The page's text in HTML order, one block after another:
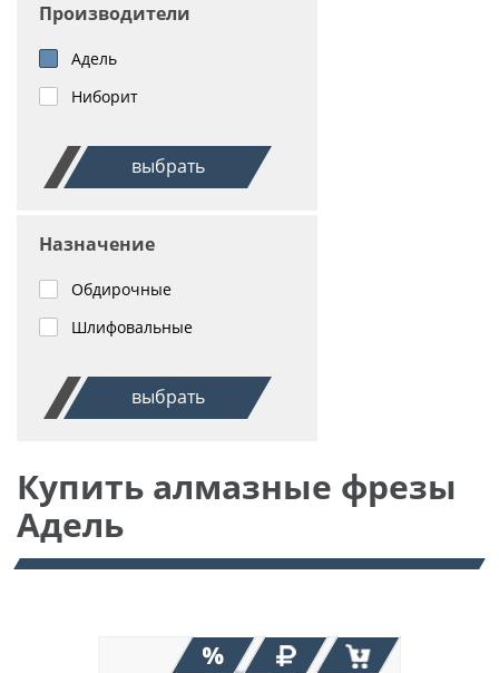
Производители
Адель
Ниборит
выбрать
Назначение
Обдирочные
Шлифовальные
выбрать
Купить алмазные фрезы
Адель